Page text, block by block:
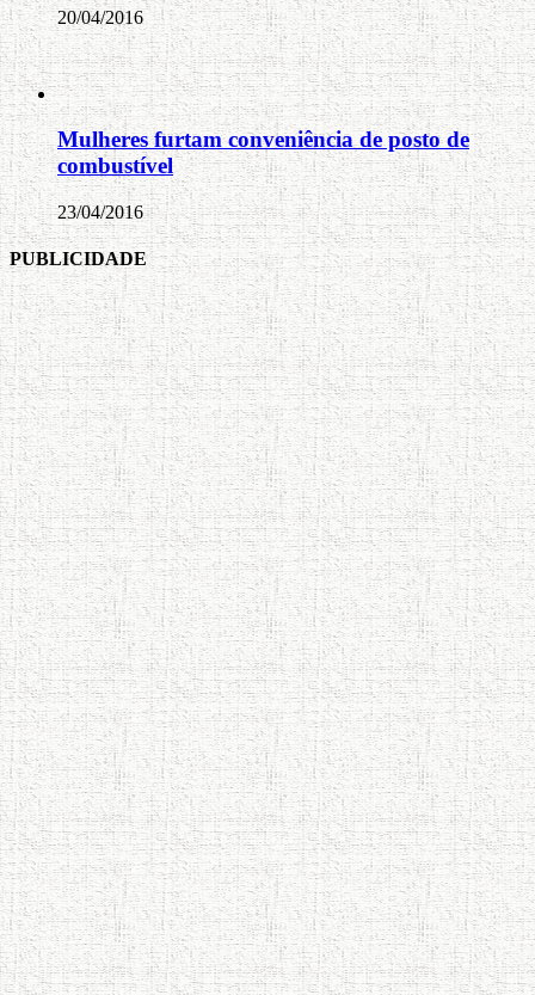
20/04/2016
Mulheres furtam conveniência de posto de
combustível
23/04/2016
PUBLICIDADE